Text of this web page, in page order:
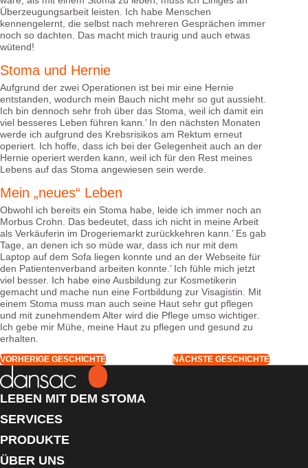
Überzeugungsarbeit leisten. Ich habe Menschen
kennengelernt, die selbst nach mehreren Gesprächen immer
noch so dachten. Das macht mich traurig und auch etwas
wütend!
Stoma und Hernie
Aufgrund der zwei Operationen ist bei mir eine Hernie
entstanden, wodurch mein Bauch nicht mehr so gut aussieht.
Ich bin dennoch sehr froh über das Stoma, weil ich damit ein
viel besseres Leben führen kann.’ In den nächsten Monaten
werde ich aufgrund des Krebsrisikos am Rektum erneut
operiert. Ich hoffe, dass ich bei der Gelegenheit auch an der
Hernie operiert werden kann, weil ich für den Rest meines
Lebens auf das Stoma angewiesen sein werde.
Mein „neues“ Leben
Obwohl ich bereits ein Stoma habe, leide ich immer noch an
Morbus Crohn. Das bedeutet, dass ich nicht in meine Arbeit
als Verkäuferin im Drogeriemarkt zurückkehren kann.’ Es gab
Tage, an denen ich so müde war, dass ich nur mit dem
Laptop auf dem Sofa liegen konnte und an der Webseite für
den Patientenverband arbeiten konnte.’ Ich fühle mich jetzt
viel besser. Ich habe eine Ausbildung zur Kosmetikerin
gemacht und mache nun eine Fortbildung zur Visagistin. Mit
einem Stoma muss man auch seine Haut sehr gut pflegen
und mit zunehmendem Alter wird die Pflege umso wichtiger.
Ich gebe mir Mühe, meine Haut zu pflegen und gesund zu
erhalten.
VORHERIGE GESCHICHTE NÄCHSTE GESCHICHTE
LEBEN MIT DEM STOMA
SERVICES
PRODUKTE
ÜBER UNS